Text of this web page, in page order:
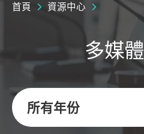
首頁 資源中心
多媒
所有年份